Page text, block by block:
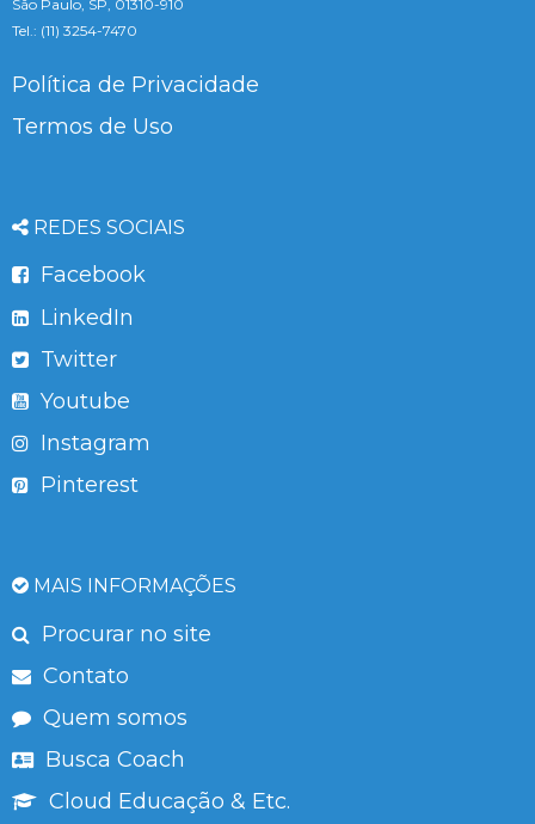
São Paulo, SP, 01310-910
Tel.: (11) 3254-7470
Política de Privacidade
Termos de Uso
REDES SOCIAIS
Facebook
LinkedIn
Twitter
Youtube
Instagram
Pinterest
MAIS INFORMAÇÕES
Procurar no site
Contato
Quem somos
Busca Coach
Cloud Educação & Etc.